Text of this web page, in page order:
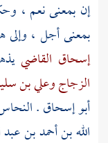
إن بمعنى نعم ،
بمعنى أجل ، وإلى
إسحاق القاضي
الزجاجوعلي بن
أبو إسحاق.
الله بن أحمد بن